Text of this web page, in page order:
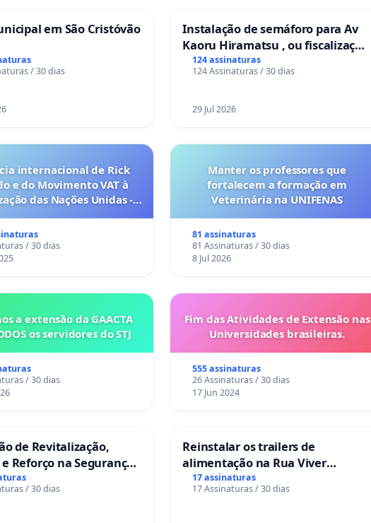
em São Cristóvão
/ 30 dias
Instalação de semáforo para Av
Kaoru Hiramatsu , ou fiscalização
Eletrônica
124 assinaturas
124 Assinaturas / 30 dias
29 Jul 2026
internacional de Rick
e do Movimento VAT à
das Nações Unidas -
6x1 enquanto o lobby
compra a omissão do
/ 30 dias
Manter os professores que
fortalecem a formação em
Veterinária na UNIFENAS
81 assinaturas
81 Assinaturas / 30 dias
8 Jul 2026
a extensão da GAACTA
os servidores do STJ
/ 30 dias
Fim das Atividades de Extensão nas
Universidades brasileiras.
555 assinaturas
26 Assinaturas / 30 dias
17 Jun 2024
de Revitalização,
Reforço na Segurança
da Rua Cachoeira das
/ 30 dias
Reinstalar os trailers de
alimentação na Rua Viver
Salvador
17 assinaturas
17 Assinaturas / 30 dias